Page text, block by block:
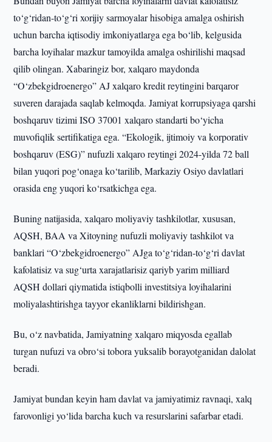
to‘g‘ridan-to‘g‘ri xorijiy sarmoyalar hisobiga amalga oshirish
uchun barcha iqtisodiy imkoniyatlarga ega bo‘lib, kelgusida
barcha loyihalar mazkur tamoyilda amalga oshirilishi maqsad
qilib olingan. Xabaringiz bor, xalqaro maydonda
“O‘zbekgidroenergo” AJ xalqaro kredit reytingini barqaror
suveren darajada saqlab kelmoqda. Jamiyat korrupsiyaga qarshi
boshqaruv tizimi ISO 37001 xalqaro standarti bo‘yicha
muvofiqlik sertifikatiga ega. “Ekologik, ijtimoiy va korporativ
boshqaruv (ESG)” nufuzli xalqaro reytingi 2024-yilda 72 ball
bilan yuqori pog‘onaga ko‘tarilib, Markaziy Osiyo davlatlari
orasida eng yuqori ko‘rsatkichga ega.
Buning natijasida, xalqaro moliyaviy tashkilotlar, xususan,
AQSH, BAA va Xitoyning nufuzli moliyaviy tashkilot va
banklari “O‘zbekgidroenergo” AJga to‘g‘ridan-to‘g‘ri davlat
kafolatisiz va sug‘urta xarajatlarisiz qariyb yarim milliard
AQSH dollari qiymatida istiqbolli investitsiya loyihalarini
moliyalashtirishga tayyor ekanliklarni bildirishgan.
Bu, o‘z navbatida, Jamiyatning xalqaro miqyosda egallab
turgan nufuzi va obro‘si tobora yuksalib borayotganidan dalolat
beradi.
Jamiyat bundan keyin ham davlat va jamiyatimiz ravnaqi, xalq
farovonligi yo‘lida barcha kuch va resurslarini safarbar etadi.